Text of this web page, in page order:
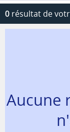
0 résultat de
Aucune